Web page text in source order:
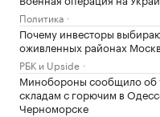
Политика
Почему инвесторы
оживленных районах
РБК и Upside
Минобороны сообщило об
складам с горючим в
Черноморске